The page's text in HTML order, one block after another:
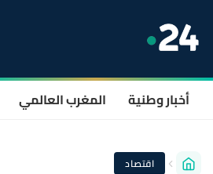
أخبار وطنية المغرب العالمي
اقتصاد